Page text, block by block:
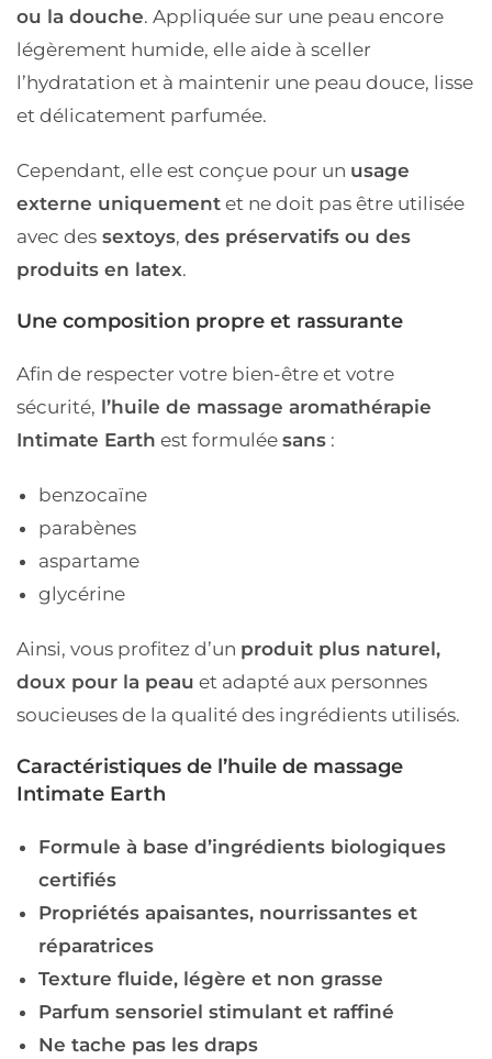
ou la douche. Appliquée sur une peau encore
légèrement humide, elle aide à sceller
l’hydratation et à maintenir une peau douce, lisse
et délicatement parfumée.
Cependant, elle est conçue pour un usage
externe uniquement et ne doit pas être utilisée
avec des sextoys, des préservatifs ou des
produits en latex.
Une composition propre et rassurante
Afin de respecter votre bien-être et votre
sécurité, l’huile de massage aromathérapie
Intimate Earth est formulée sans :
benzocaïne
parabènes
aspartame
glycérine
Ainsi, vous profitez d’un produit plus naturel,
doux pour la peau et adapté aux personnes
soucieuses de la qualité des ingrédients utilisés.
Caractéristiques de l’huile de massage
Intimate Earth
Formule à base d’ingrédients biologiques
certifiés
Propriétés apaisantes, nourrissantes et
réparatrices
Texture fluide, légère et non grasse
Parfum sensoriel stimulant et raffiné
Ne tache pas les draps